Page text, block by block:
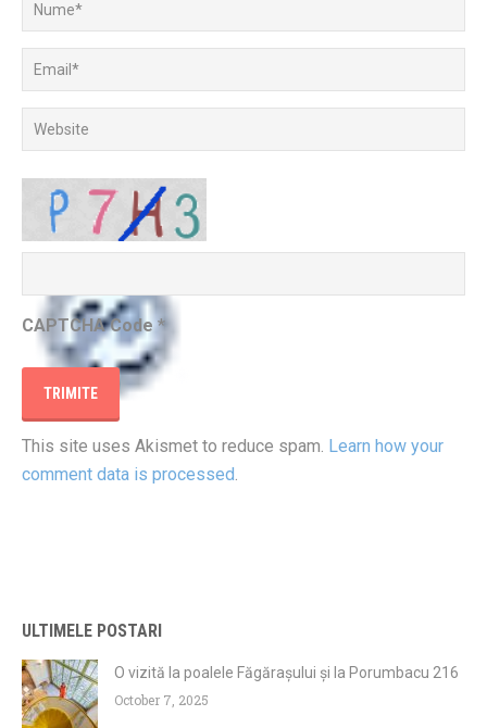
CAPTCHA Code *
This site uses Akismet to reduce spam. Learn how your
comment data is processed
ULTIMELE POSTARI
O vizită la poalele Făgărașului și la Porumbacu 216
October 7, 2025